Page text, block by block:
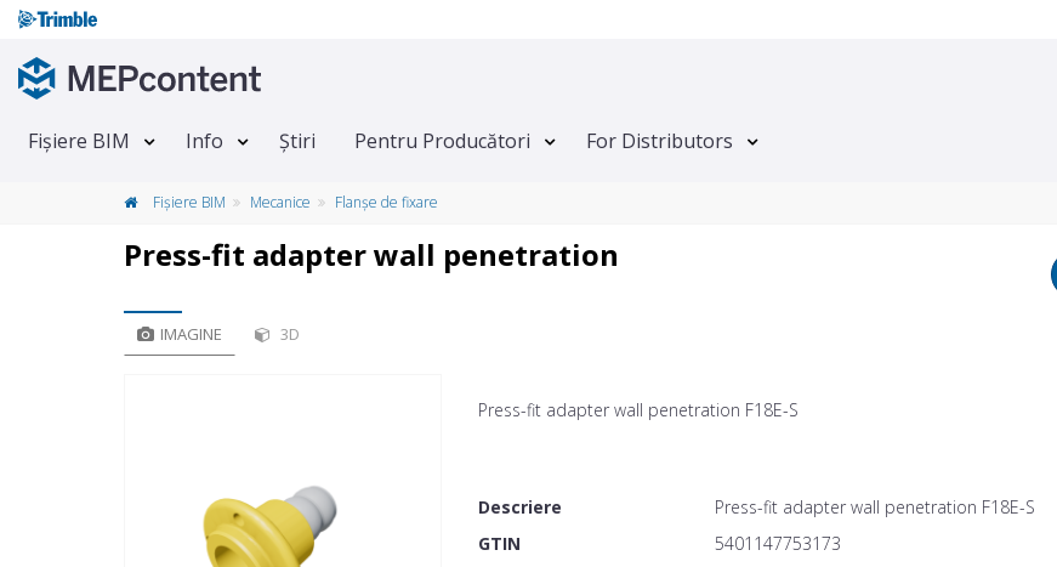
Fișiere BIM Info Știri Pentru Producători For Distributors
Fișiere BIM Mecanice Flanșe de fixare
Press-fit adapter wall penetration
IMAGINE 3D
Press-fit adapter wall penetration F18E-S
Descriere
Press-fit adapter wall penetration F18E-S
GTIN
5401147753173